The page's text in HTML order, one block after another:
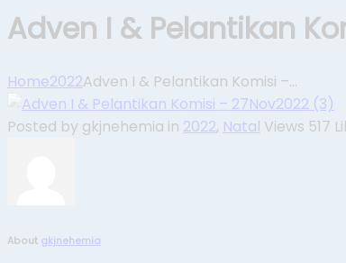
Adven I & Pelantikan
Home2022Adven I & Pelantikan Komisi –...
Posted by gkjnehemia in 2022, Natal Views 517
About gkjnehemia